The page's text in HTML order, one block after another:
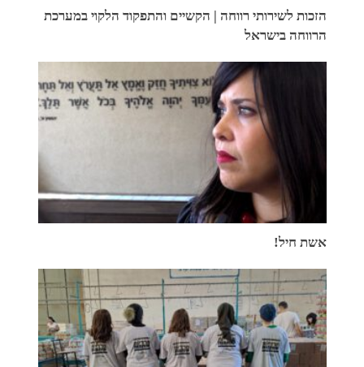
הזכות לשירותי רווחה | הקשיים והתפקוד הלקוי במערכת
הרווחה בישראל
אשת חיל!